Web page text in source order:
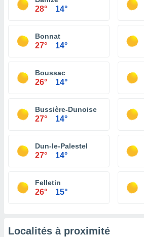
28° 14°
Bonnat
27° 14°
Boussac
26° 14°
Bussière-Dunoise
27° 14°
Dun-le-Palestel
27° 14°
Felletin
26° 15°
Localités à proximité